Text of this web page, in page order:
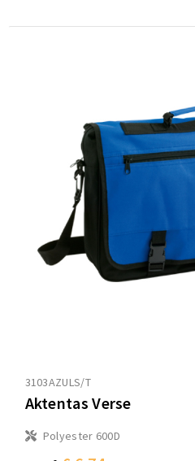
3103AZULS/T
Aktentas Verse
Polyester 600D